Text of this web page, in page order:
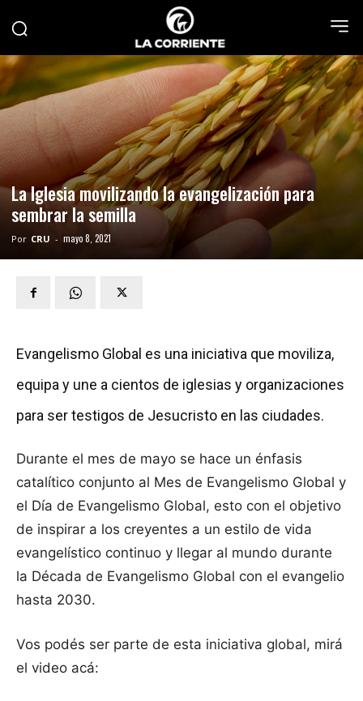
La Iglesia movilizando la evangelización para
sembrar la semilla
Por CRU - mayo 8, 2021
Evangelismo Global es una iniciativa que moviliza,
equipa y une a cientos de iglesias y organizaciones
para ser testigos de Jesucristo en las ciudades.
Durante el mes de mayo se hace un énfasis
catalítico conjunto al Mes de Evangelismo Global y
el Día de Evangelismo Global, esto con el objetivo
de inspirar a los creyentes a un estilo de vida
evangelístico continuo y llegar al mundo durante
la Década de Evangelismo Global con el evangelio
hasta 2030.
Vos podés ser parte de esta iniciativa global, mirá
el video acá: